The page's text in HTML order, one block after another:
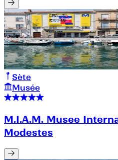
Sète
Musée
M.I.A.M. Musee
Modestes